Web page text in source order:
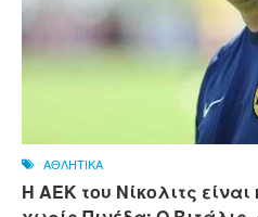
ΑΘΛΗΤΙΚΑ
Η ΑΕΚ του Νίκολιτς